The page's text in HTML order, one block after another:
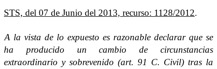
STS, del 07 de Junio del 2013, recurso: 1128/2012.
A la vista de lo expuesto es razonable declarar que se
ha producido un cambio de circunstancias
extraordinario y sobrevenido (art. 91 C. Civil) tras la